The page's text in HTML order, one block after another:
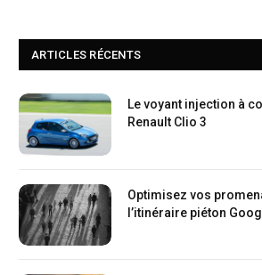
ARTICLES RÉCENTS
Le voyant injection à
Renault Clio 3
Optimisez vos
l’itinéraire piéton